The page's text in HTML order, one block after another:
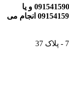
تا اطلاع ثانوی فروش از طریق ایتا با شماره 09154159098 و یا
تماس تلفنی با شماره های 05136022032 – 09154159098 انجام می